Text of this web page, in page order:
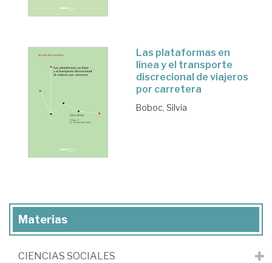
Las plataformas en
línea y el transporte
discrecional de viajeros
por carretera
Boboc, Silvia
Materias
CIENCIAS SOCIALES